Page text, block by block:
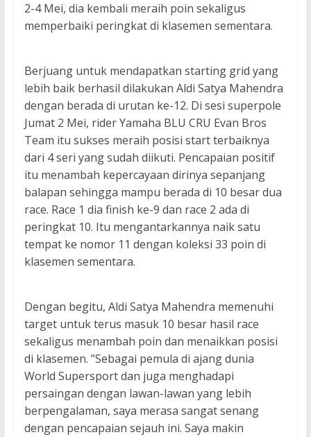
2-4 Mei, dia kembali meraih poin sekaligus
memperbaiki peringkat di klasemen sementara.
Berjuang untuk mendapatkan starting grid yang
lebih baik berhasil dilakukan Aldi Satya Mahendra
dengan berada di urutan ke-12. Di sesi superpole
Jumat 2 Mei, rider Yamaha BLU CRU Evan Bros
Team itu sukses meraih posisi start terbaiknya
dari 4 seri yang sudah diikuti. Pencapaian positif
itu menambah kepercayaan dirinya sepanjang
balapan sehingga mampu berada di 10 besar dua
race. Race 1 dia finish ke-9 dan race 2 ada di
peringkat 10. Itu mengantarkannya naik satu
tempat ke nomor 11 dengan koleksi 33 poin di
klasemen sementara.
Dengan begitu, Aldi Satya Mahendra memenuhi
target untuk terus masuk 10 besar hasil race
sekaligus menambah poin dan menaikkan posisi
di klasemen. ”Sebagai pemula di ajang dunia
World Supersport dan juga menghadapi
persaingan dengan lawan-lawan yang lebih
berpengalaman, saya merasa sangat senang
dengan pencapaian sejauh ini. Saya makin